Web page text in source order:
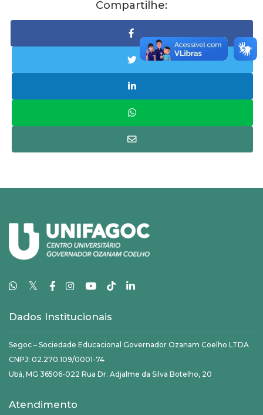
Compartilhe:
𝕏
Dados Institucionais
Segoc – Sociedade Educacional Governador Ozanam Coelho LTDA
CNPJ: 02.270.109/0001-74
Ubá, MG 36506-022 Rua Dr. Adjalme da Silva Botelho, 20
Atendimento